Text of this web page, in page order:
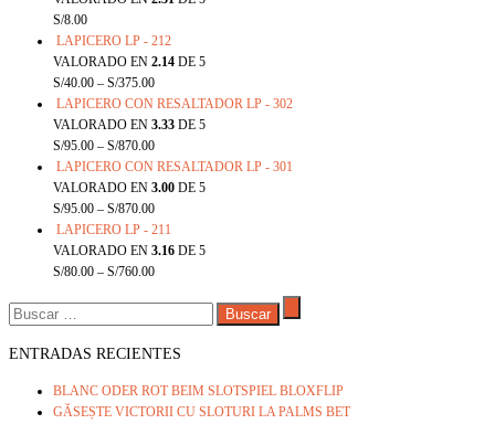
S/8.00
LAPICERO LP - 212
VALORADO EN 2.14 DE 5
S/40.00 – S/375.00
LAPICERO CON RESALTADOR LP - 302
VALORADO EN 3.33 DE 5
S/95.00 – S/870.00
LAPICERO CON RESALTADOR LP - 301
VALORADO EN 3.00 DE 5
S/95.00 – S/870.00
LAPICERO LP - 211
VALORADO EN 3.16 DE 5
S/80.00 – S/760.00
BUSCAR:
ENTRADAS RECIENTES
BLANC ODER ROT BEIM SLOTSPIEL BLOXFLIP
GĂSEȘTE VICTORII CU SLOTURI LA PALMS BET